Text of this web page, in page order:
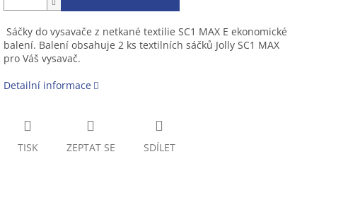
Sáčky do vysavače z netkané textilie SC1 MAX E ekonomické
balení. Balení obsahuje 2 ks textilních sáčků Jolly SC1 MAX
pro Váš vysavač.
Detailní informace
TISK ZEPTAT SE SDÍLET